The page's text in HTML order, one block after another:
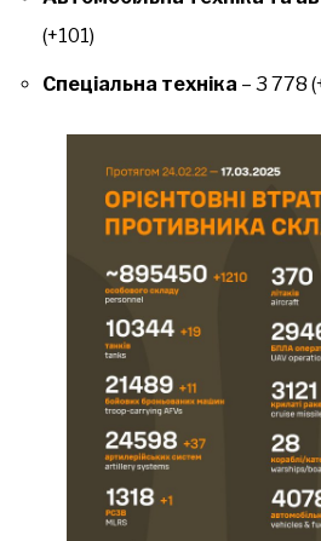
(+101)
Спеціальна техніка – 3 778